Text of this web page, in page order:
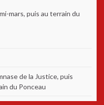
mars, puis au terrain du
de la Justice, puis
du Ponceau